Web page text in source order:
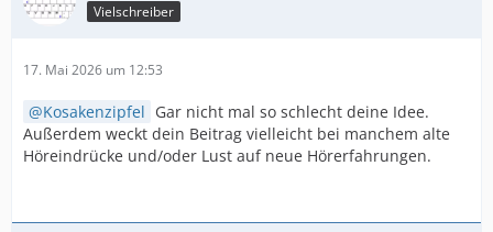
Vielschreiber
17. Mai 2026 um 12:53
Kosakenzipfel Gar nicht mal so schlecht deine Idee.
Außerdem weckt dein Beitrag vielleicht bei manchem alte
Höreindrücke und/oder Lust auf neue Hörerfahrungen.